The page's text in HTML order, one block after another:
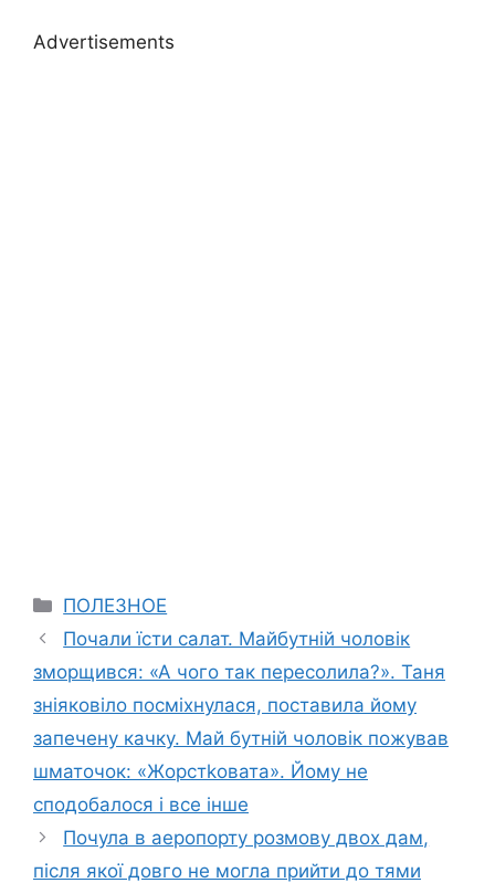
Advertisements
Categories
ПОЛЕЗНОЕ
Почали їсти салат. Майбутній чоловік
зморщився: «А чого так пересолила?». Таня
зніяковіло посміхнулася, поставила йому
запечену качку. Май бутній чоловік пожував
шматочок: «Жорстkовата». Йому не
сподобалося і все інше
Почула в аеропорту розмову двох дам,
після якої довго не могла прийти до тями